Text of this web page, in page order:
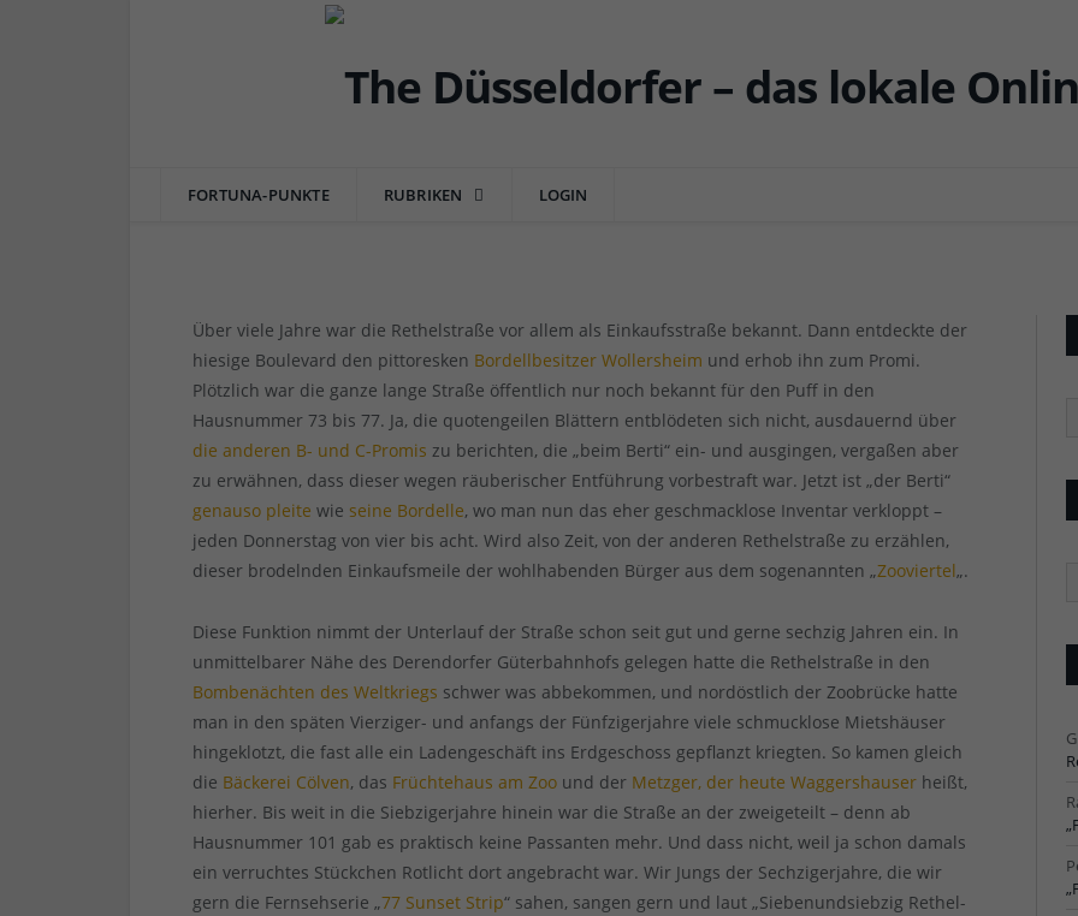
FORTUNA-PUNKTE RUBRIKEN LOGIN
DÜSSEL-HISTÖRCHEN
Ortsangabe: Die zwei Gesichter der Rethelstraße –
Über viele Jahre war die Rethelstraße vor allem als Einkaufsstraße bekannt. Dann entdeckte der
hiesige Boulevard den pittoresken Bordellbesitzer Wollersheim und erhob ihn zum Promi.
Plötzlich war die ganze lange Straße öffentlich nur noch bekannt für den Puff in den
Hausnummer 73 bis 77. Ja, die quotengeilen Blättern entblödeten sich nicht, ausdauernd über
die anderen B- und C-Promis zu berichten, die „beim Berti“ ein- und ausgingen, vergaßen aber
zu erwähnen, dass dieser wegen räuberischer Entführung vorbestraft war. Jetzt ist „der Berti“
genauso pleite wie seine Bordelle, wo man nun das eher geschmacklose Inventar verkloppt –
jeden Donnerstag von vier bis acht. Wird also Zeit, von der anderen Rethelstraße zu erzählen,
dieser brodelnden Einkaufsmeile der wohlhabenden Bürger aus dem sogenannten „Zooviertel„.
Diese Funktion nimmt der Unterlauf der Straße schon seit gut und gerne sechzig Jahren ein. In
unmittelbarer Nähe des Derendorfer Güterbahnhofs gelegen hatte die Rethelstraße in den
Bombenächten des Weltkriegs schwer was abbekommen, und nordöstlich der Zoobrücke hatte
man in den späten Vierziger- und anfangs der Fünfzigerjahre viele schmucklose Mietshäuser
hingeklotzt, die fast alle ein Ladengeschäft ins Erdgeschoss gepflanzt kriegten. So kamen gleich
die Bäckerei Cölven, das Früchtehaus am Zoo und der Metzger, der heute Waggershauser heißt,
hierher. Bis weit in die Siebzigerjahre hinein war die Straße an der zweigeteilt – denn ab
Hausnummer 101 gab es praktisch keine Passanten mehr. Und dass nicht, weil ja schon damals
ein verruchtes Stückchen Rotlicht dort angebracht war. Wir Jungs der Sechzigerjahre, die wir
gern die Fernsehserie „77 Sunset Strip“ sahen, sangen gern und laut „Siebenundsiebzig Rethel-